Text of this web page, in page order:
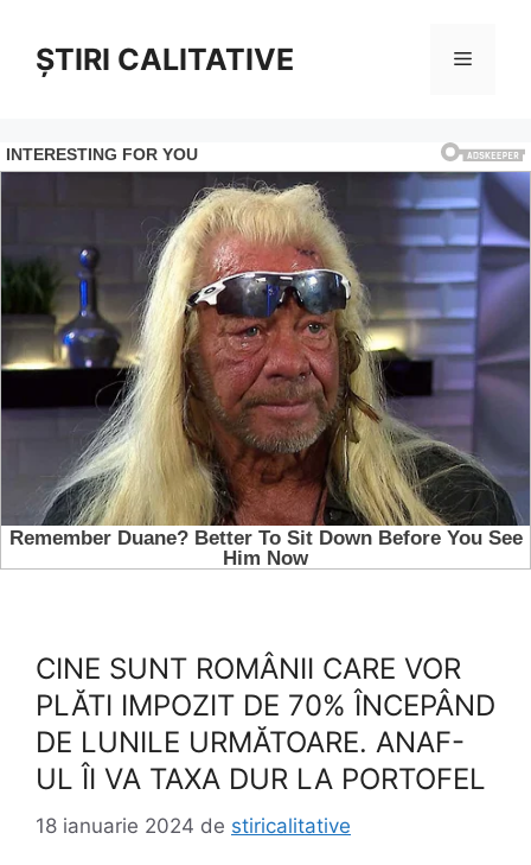
conținutȘTIRI CALITATIVE Meniu
CINE SUNT ROMÂNII CARE VOR
PLĂTI IMPOZIT DE 70% ÎNCEPÂND
DE LUNILE URMĂTOARE. ANAF-
UL ÎI VA TAXA DUR LA PORTOFEL
18 ianuarie 2024 de stiricalitative